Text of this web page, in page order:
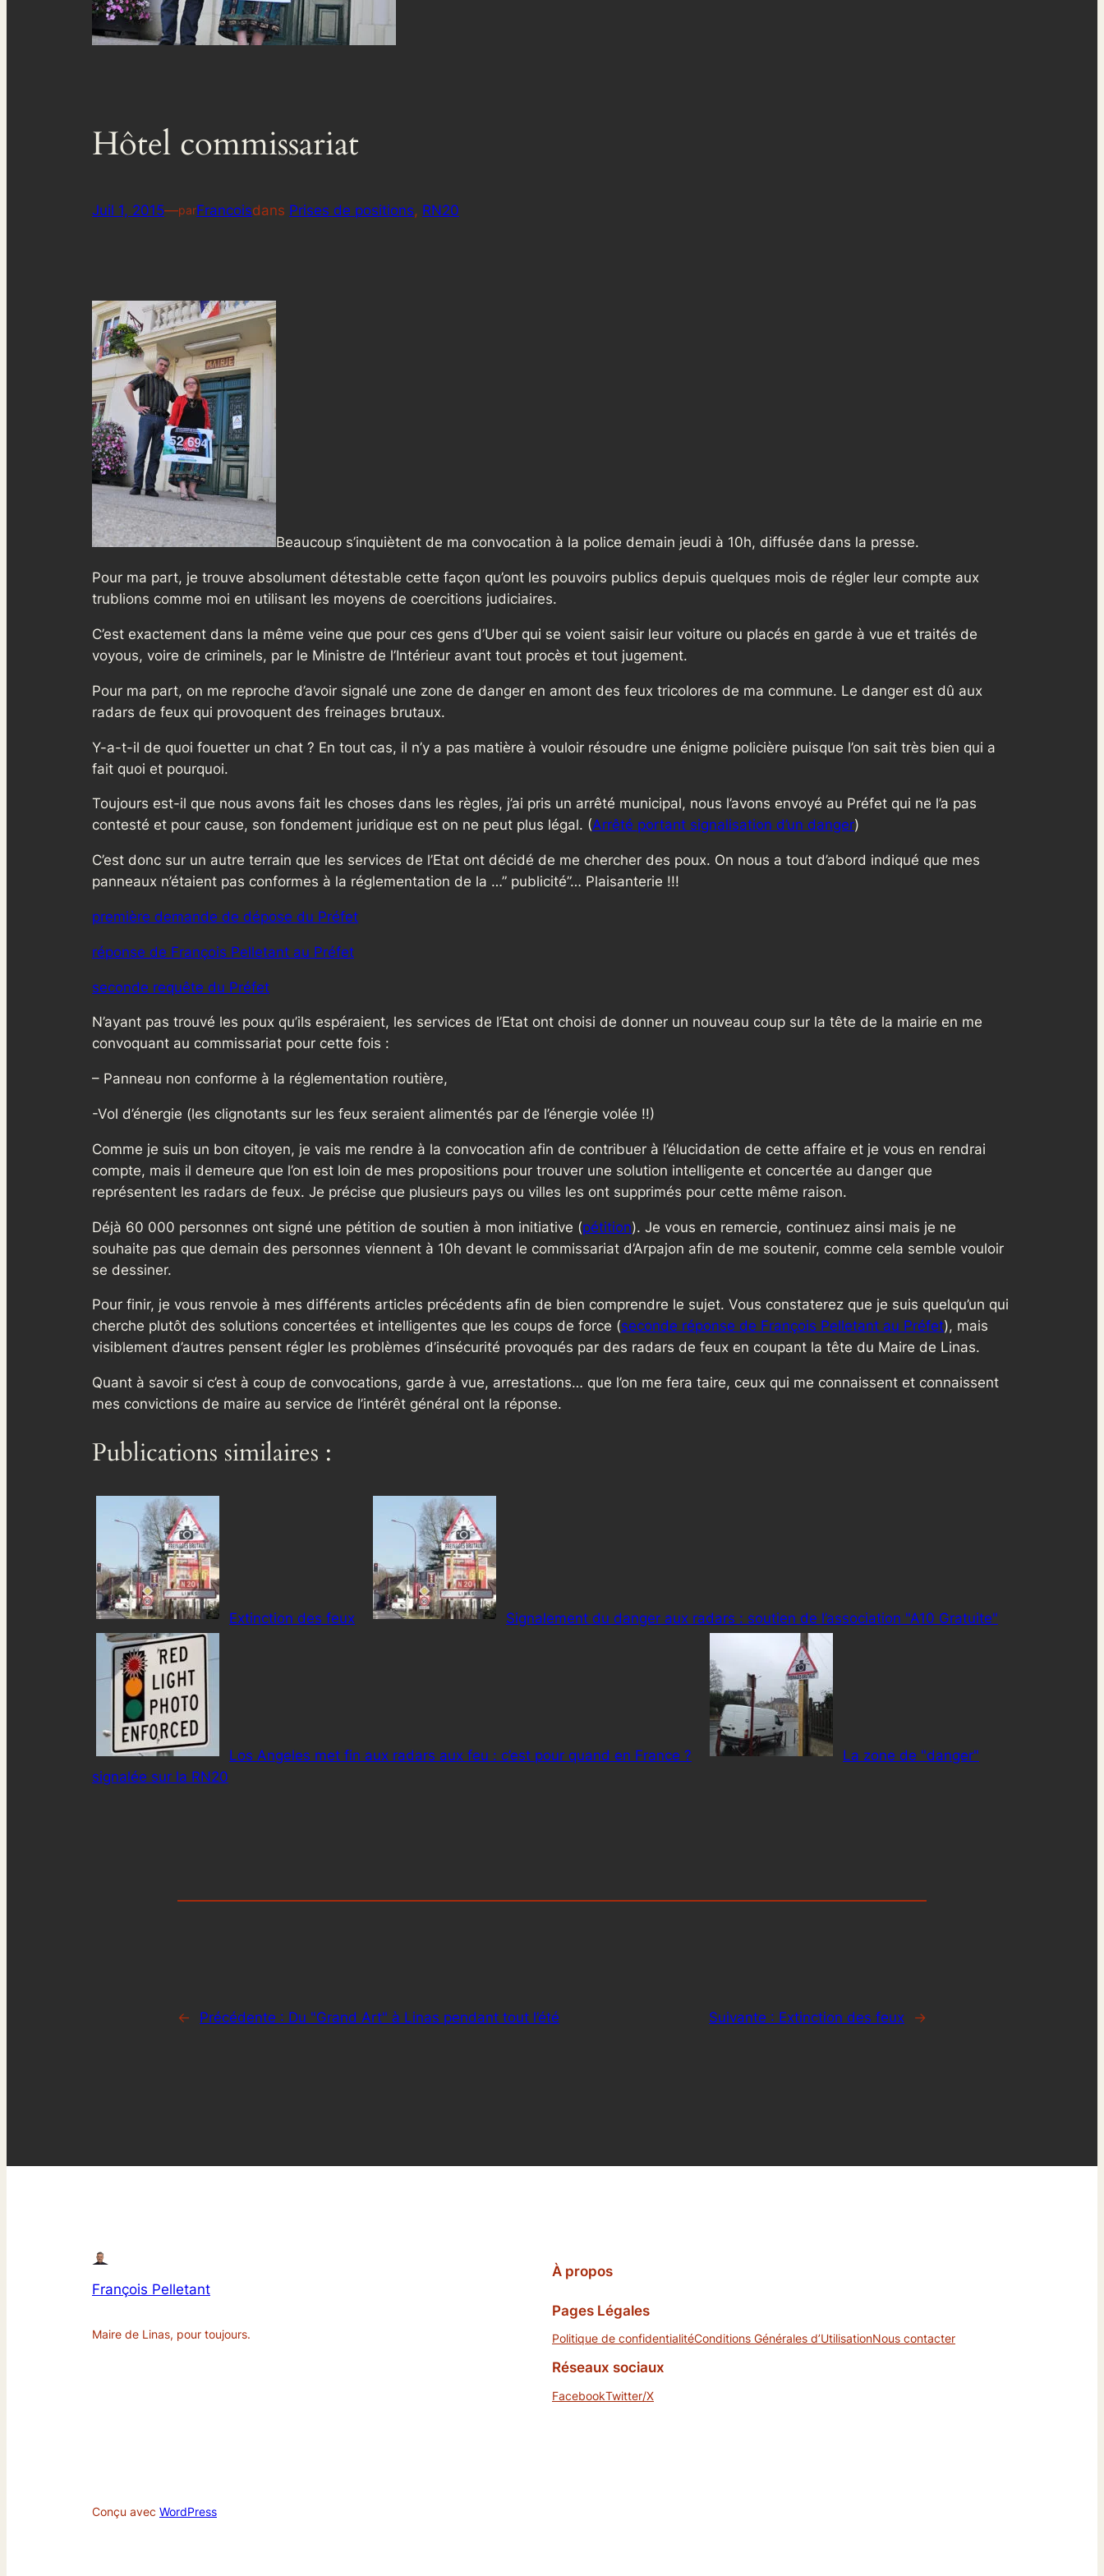
Hôtel commissariat
Juil 1, 2015—parFrancoisdans Prises de positions, RN20
Beaucoup s’inquiètent de ma convocation à la police demain jeudi à 10h, diffusée dans la presse.
Pour ma part, je trouve absolument détestable cette façon qu’ont les pouvoirs publics depuis quelques mois de régler leur compte aux
trublions comme moi en utilisant les moyens de coercitions judiciaires.
C’est exactement dans la même veine que pour ces gens d’Uber qui se voient saisir leur voiture ou placés en garde à vue et traités de
voyous, voire de criminels, par le Ministre de l’Intérieur avant tout procès et tout jugement.
Pour ma part, on me reproche d’avoir signalé une zone de danger en amont des feux tricolores de ma commune. Le danger est dû aux
radars de feux qui provoquent des freinages brutaux.
Y-a-t-il de quoi fouetter un chat ? En tout cas, il n’y a pas matière à vouloir résoudre une énigme policière puisque l’on sait très bien qui a
fait quoi et pourquoi.
Toujours est-il que nous avons fait les choses dans les règles, j’ai pris un arrêté municipal, nous l’avons envoyé au Préfet qui ne l’a pas
contesté et pour cause, son fondement juridique est on ne peut plus légal. (Arrêté portant signalisation d’un danger)
C’est donc sur un autre terrain que les services de l’Etat ont décidé de me chercher des poux. On nous a tout d’abord indiqué que mes
panneaux n’étaient pas conformes à la réglementation de la …” publicité”… Plaisanterie !!!
première demande de dépose du Préfet
réponse de François Pelletant au Préfet
seconde requête du Préfet
N’ayant pas trouvé les poux qu’ils espéraient, les services de l’Etat ont choisi de donner un nouveau coup sur la tête de la mairie en me
convoquant au commissariat pour cette fois :
– Panneau non conforme à la réglementation routière,
-Vol d’énergie (les clignotants sur les feux seraient alimentés par de l’énergie volée !!)
Comme je suis un bon citoyen, je vais me rendre à la convocation afin de contribuer à l’élucidation de cette affaire et je vous en rendrai
compte, mais il demeure que l’on est loin de mes propositions pour trouver une solution intelligente et concertée au danger que
représentent les radars de feux. Je précise que plusieurs pays ou villes les ont supprimés pour cette même raison.
Déjà 60 000 personnes ont signé une pétition de soutien à mon initiative (pétition). Je vous en remercie, continuez ainsi mais je ne
souhaite pas que demain des personnes viennent à 10h devant le commissariat d’Arpajon afin de me soutenir, comme cela semble vouloir
se dessiner.
Pour finir, je vous renvoie à mes différents articles précédents afin de bien comprendre le sujet. Vous constaterez que je suis quelqu’un qui
cherche plutôt des solutions concertées et intelligentes que les coups de force (seconde réponse de François Pelletant au Préfet), mais
visiblement d’autres pensent régler les problèmes d’insécurité provoqués par des radars de feux en coupant la tête du Maire de Linas.
Quant à savoir si c’est à coup de convocations, garde à vue, arrestations… que l’on me fera taire, ceux qui me connaissent et connaissent
mes convictions de maire au service de l’intérêt général ont la réponse.
Publications similaires :
Extinction des feux Signalement du danger aux radars : soutien de l’association "A10 Gratuite"
Los Angeles met fin aux radars aux feu : c’est pour quand en France ?
La zone de "danger"
signalée sur la RN20
← Précédente : Du "Grand Art" à Linas pendant tout l’été Suivante : Extinction des feux →
François Pelletant
Maire de Linas, pour toujours.
À propos
Pages Légales
Politique de confidentialitéConditions Générales d’UtilisationNous contacter
Réseaux sociaux
FacebookTwitter/X
Conçu avec WordPress